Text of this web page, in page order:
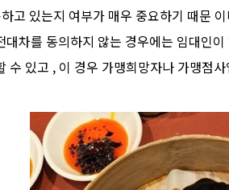
고 있는지 여부가 매우 중요하기 때문
차를 동의하지 않는 경우에는 임대인
수 있고 , 이 경우 가맹희망자나 가맹점